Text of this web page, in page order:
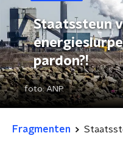
Staatssteun
pardon?!
foto:ANP
Fragmenten